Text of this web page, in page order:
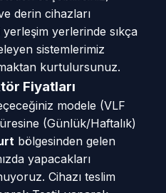
derin cihazları
yerlerinde sıkça
sistemlerimiz
kurtulursunuz.
Fiyatları
modele (VLF
(Günlük/Haftalık)
bölgesinden gelen
yapacakları
Cihazı teslim